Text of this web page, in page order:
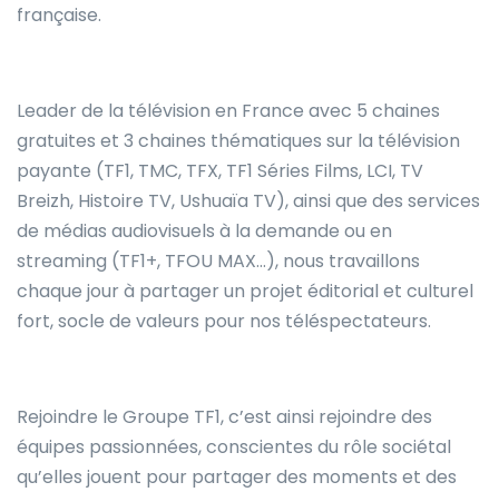
française.
Leader de la télévision en France avec 5 chaines
gratuites et 3 chaines thématiques sur la télévision
payante (TF1, TMC, TFX, TF1 Séries Films, LCI, TV
Breizh, Histoire TV, Ushuaïa TV), ainsi que des services
de médias audiovisuels à la demande ou en
streaming (TF1+, TFOU MAX…), nous travaillons
chaque jour à partager un projet éditorial et culturel
fort, socle de valeurs pour nos téléspectateurs.
Rejoindre le Groupe TF1, c’est ainsi rejoindre des
équipes passionnées, conscientes du rôle sociétal
qu’elles jouent pour partager des moments et des